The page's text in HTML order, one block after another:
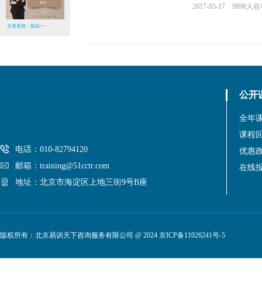
主讲老师：陈知一
2017-05-17 9898人在
电话：010-82794120
邮箱：training@51cctr.com
地址：北京市海淀区上地三街9号B座
公开
全年
课程
优惠
在线
版权所有：北京易训天下咨询服务有限公司 @ 2024 京ICP备11026241号-5